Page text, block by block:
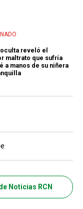
reveló el
maltrato que sufría
a manos de su niñera
Noticias RCN